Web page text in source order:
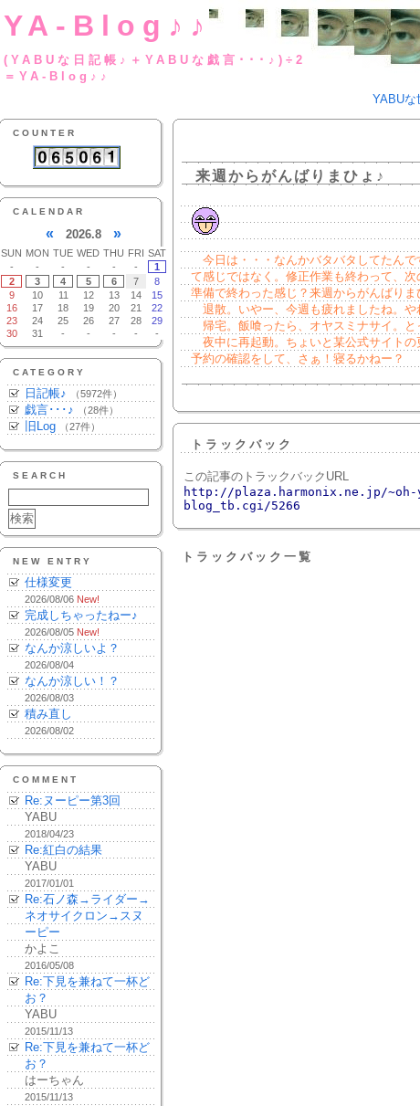
YA-Blog♪♪
(YABUな日記帳♪＋YABUな
＝YA-Blog♪♪
YABUな
COUNTER
CALENDAR
« 2026.8 »
SUN MON TUE WED THU FRI SAT
-
- - - - -
1
2
3 4 5 6 7
8
9
10 11 12 13 14
15
16
17 18 19 20 21
22
23
24 25 26 27 28
29
30
31 - - - - -
CATEGORY
日記帳♪ （5972件）
戯言･･･♪ （28件）
旧Log （27件）
SEARCH
NEW ENTRY
仕様変更
2026/08/06 New!
完成しちゃったねー♪
2026/08/05 New!
なんか涼しいよ？
2026/08/04
なんか涼しい！？
2026/08/03
積み直し
2026/08/02
COMMENT
Re:ヌーピー第3回
YABU
2018/04/23
Re:紅白の結果
YABU
2017/01/01
Re:石ノ森→ライダー→
ネオサイクロン→スヌ
ーピー
かよこ
2016/05/08
Re:下見を兼ねて一杯ど
お？
YABU
2015/11/13
Re:下見を兼ねて一杯ど
お？
はーちゃん
2015/11/13
来週からがんばりまひょ♪
今日は・・・なんかバタバタしてたんで
て感じではなく。修正作業も終わって、
準備で終わった感じ？来週からがんばりま
退散。いやー、今週も疲れましたね。や
帰宅。飯喰ったら、オヤスミナサイ。と
夜中に再起動。ちょいと某公式サイトの
予約の確認をして、さぁ！寝るかねー？
トラックバック
この記事のトラックバックURL
http://plaza.harmonix.ne.jp/~oh-
blog_tb.cgi/5266
トラックバック一覧